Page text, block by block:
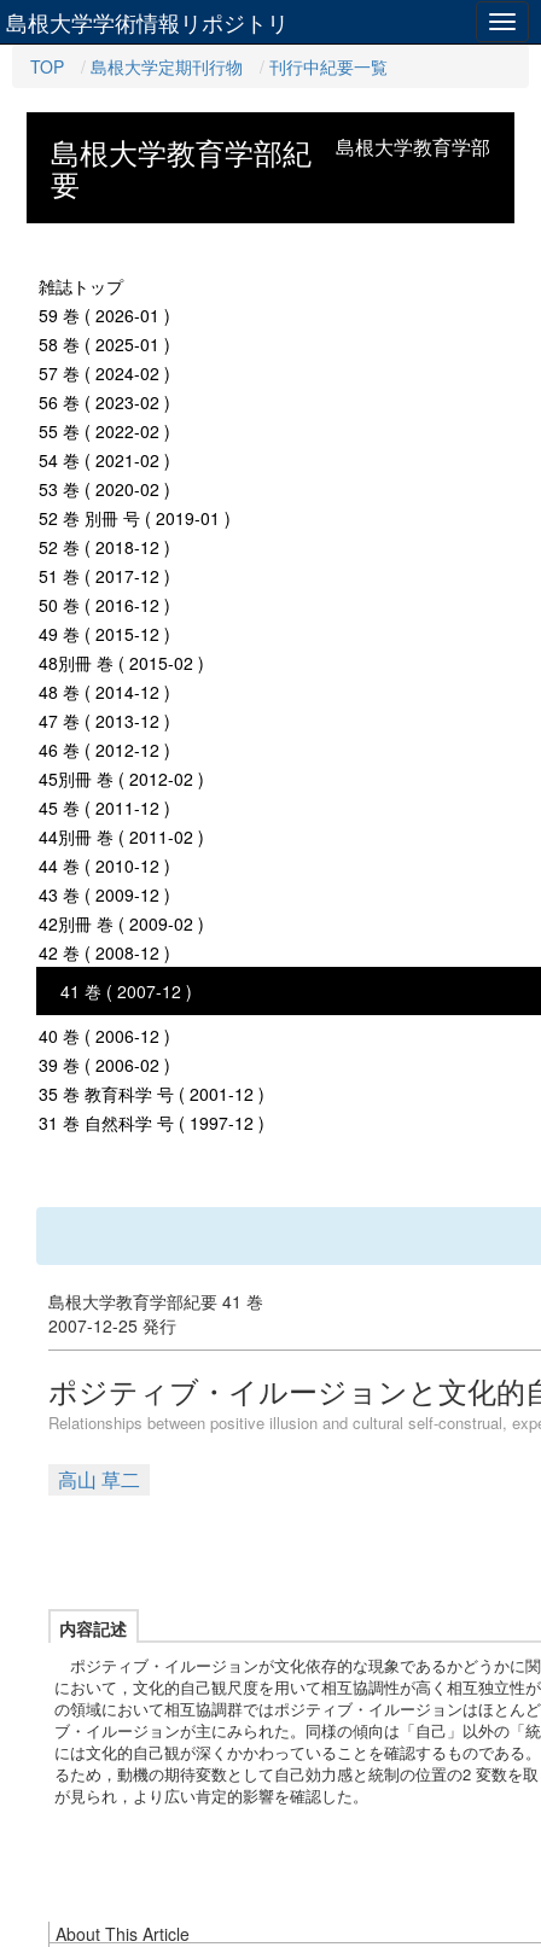
島根大学学術情報リポジトリ
TOP 島根大学定期刊行物 刊行中紀要一覧
島根大学教育学部
島根大学教育学部紀
要
雑誌トップ
59 巻 ( 2026-01 )
58 巻 ( 2025-01 )
57 巻 ( 2024-02 )
56 巻 ( 2023-02 )
55 巻 ( 2022-02 )
54 巻 ( 2021-02 )
53 巻 ( 2020-02 )
52 巻 別冊 号 ( 2019-01 )
52 巻 ( 2018-12 )
51 巻 ( 2017-12 )
50 巻 ( 2016-12 )
49 巻 ( 2015-12 )
48別冊 巻 ( 2015-02 )
48 巻 ( 2014-12 )
47 巻 ( 2013-12 )
46 巻 ( 2012-12 )
45別冊 巻 ( 2012-02 )
45 巻 ( 2011-12 )
44別冊 巻 ( 2011-02 )
44 巻 ( 2010-12 )
43 巻 ( 2009-12 )
42別冊 巻 ( 2009-02 )
42 巻 ( 2008-12 )
41 巻 ( 2007-12 )
40 巻 ( 2006-12 )
39 巻 ( 2006-02 )
35 巻 教育科学 号 ( 2001-12 )
31 巻 自然科学 号 ( 1997-12 )
島根大学教育学部紀要 41 巻
2007-12-25 発行
ポジティブ・イルージョンと文化
Relationships between positive illusion and cultural self-construal,
高山 草二
内容記述
ポジティブ・イルージョンが文化依存的な現象であるかどうかに
において，文化的自己観尺度を用いて相互協調性が高く相互独立
の領域において相互協調群ではポジティブ・イルージョンはほとん
ブ・イルージョンが主にみられた。同様の傾向は「自己」以外の
には文化的自己観が深くかかわっていることを確認するものであ
るため，動機の期待変数として自己効力感と統制の位置の2 変数を
が見られ，より広い肯定的影響を確認した。
About This Article